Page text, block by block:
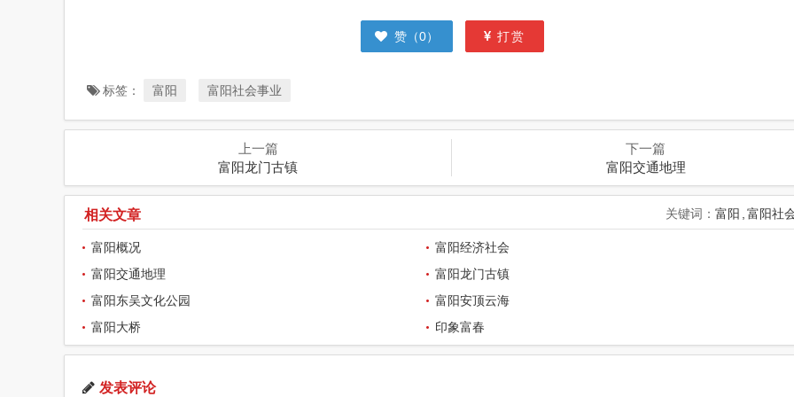
赞（0） 打赏
标签： 富阳 富阳社会事业
上一篇
富阳龙门古镇
下一篇
富阳交通地理
相关文章 关键词： 富阳 富阳社
富阳概况
富阳经济社会
富阳交通地理
富阳龙门古镇
富阳东吴文化公园
富阳安顶云海
富阳大桥
印象富春
发表评论